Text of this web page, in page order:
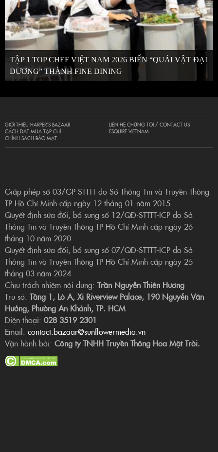
TẬP 1 TOP CHEF VIỆT NAM 2026 BIẾN “QUÁI VẬT ĐẠI
DƯƠNG” THÀNH FINE DINING
GIỚI THIỆU HARPER’S BAZAAR
CÁCH ĐẶT MUA TẠP CHÍ
CHÍNH SÁCH BẢO MẬT
LIÊN HỆ CHÚNG TÔI / CONTACT US
ESQUIRE VIETNAM
Giấp phép số 03/GP-STTTT do Sở Thông Tin và Truyền Thông
TP Hồ Chí Minh cấp ngày 12 tháng 01 năm 2015
Quyết định sửa đổi, bổ sung số 12/QĐ-STTTT-ICP do Sở
Thông Tin và Truyền Thông TP Hồ Chí Minh cấp ngày 26
tháng 10 năm 2020
Quyết định sửa đổi, bổ sung số 07/QĐ-STTTT-ICP do Sở
Thông Tin và Truyền Thông TP Hồ Chí Minh cấp ngày 25
tháng 03 năm 2024
Chịu trách nhiệm nội dung: Trần Nguyễn Thiên Hương
Trụ sở: Tầng 1, Lô A, Xi Riverview Palace, 190 Nguyễn Văn
Hưởng, Phường An Khánh, TP. HCM
Điện thoại: 028 3519 2301
Email: contact.bazaar@sunflowermedia.vn
Vận hành bởi: Công ty TNHH Truyền Thông Hoa Mặt Trời.